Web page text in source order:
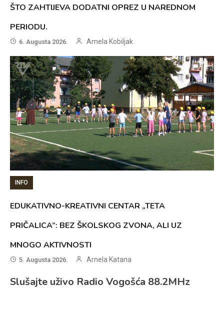
ŠTO ZAHTIJEVA DODATNI OPREZ U NAREDNOM
PERIODU.
6. Augusta 2026. Amela Kobiljak
INFO
EDUKATIVNO-KREATIVNI CENTAR „TETA
PRIČALICA”: BEZ ŠKOLSKOG ZVONA, ALI UZ
MNOGO AKTIVNOSTI
5. Augusta 2026. Arnela Katana
Slušajte uživo Radio Vogošća 88.2MHz